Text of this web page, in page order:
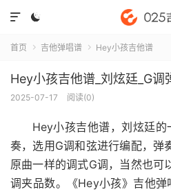


首页  吉他弹唱谱  Hey小孩吉他谱
Hey小孩吉他谱_刘炫廷_G调
2025-07-17 阅读(0)
Hey小孩吉他谱，刘炫廷
奏，选用G调和弦进行编配，弹
原曲一样的调式G调，当然也可
调夹品数。《Hey小孩》吉他